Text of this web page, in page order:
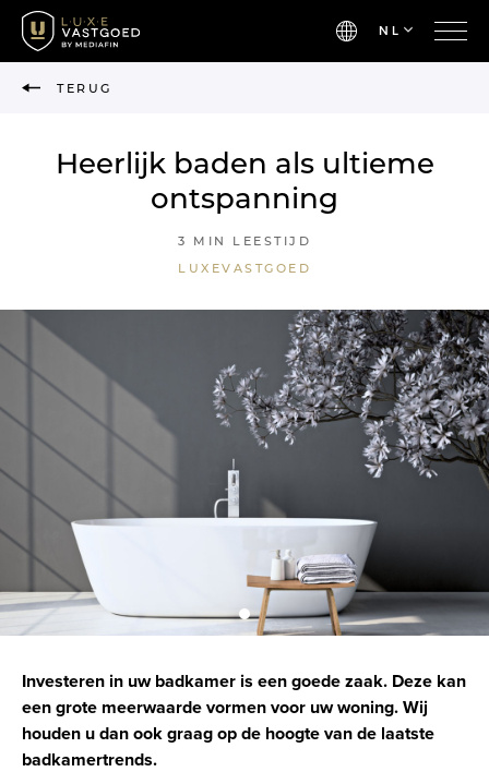
NL
TERUG
Heerlijk baden als ultieme
ontspanning
3 MIN LEESTIJD
LUXEVASTGOED
Investeren in uw badkamer is een goede zaak. Deze kan
een grote meerwaarde vormen voor uw woning. Wij
houden u dan ook graag op de hoogte van de laatste
badkamertrends.